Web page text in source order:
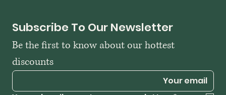
Subscribe To Our Newsletter
Be the first to know about our hottest
discounts